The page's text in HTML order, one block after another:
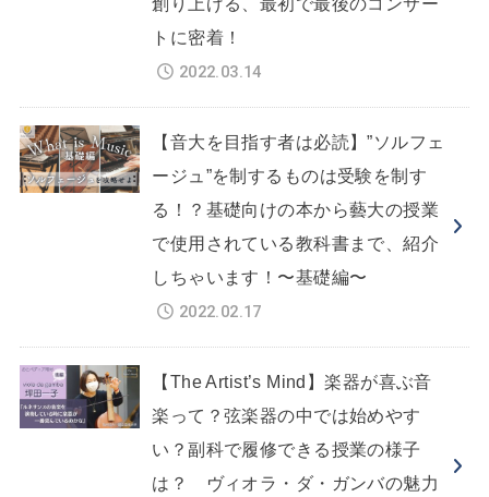
トに密着！
2022.03.14
【音大を目指す者は必読】”ソルフェ
ージュ”を制するものは受験を制す
る！？基礎向けの本から藝大の授業
で使用されている教科書まで、紹介
しちゃいます！〜基礎編〜
2022.02.17
【The Artist’s Mind】楽器が喜ぶ音
楽って？弦楽器の中では始めやす
い？副科で履修できる授業の様子
は？ ヴィオラ・ダ・ガンバの魅力